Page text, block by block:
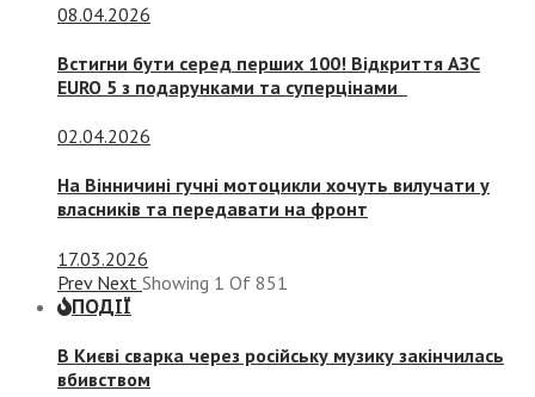
08.04.2026
Встигни бути серед перших 100! Відкриття АЗС
EURO 5 з подарунками та суперцінами
02.04.2026
На Вінничині гучні мотоцикли хочуть вилучати у
власників та передавати на фронт
17.03.2026
Prev Next Showing 1 Of 851
ПОДІЇ
В Києві сварка через російську музику закінчилась
вбивством